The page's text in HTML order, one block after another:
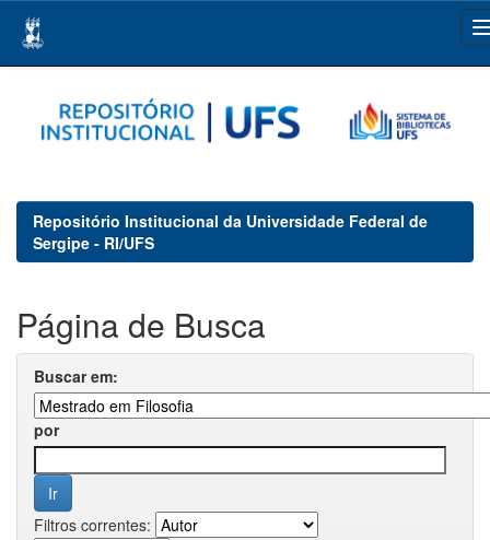
navigation
Repositório Institucional da Universidade Federal de
Sergipe - RI/UFS
Página de Busca
Buscar em:
por
Filtros correntes: